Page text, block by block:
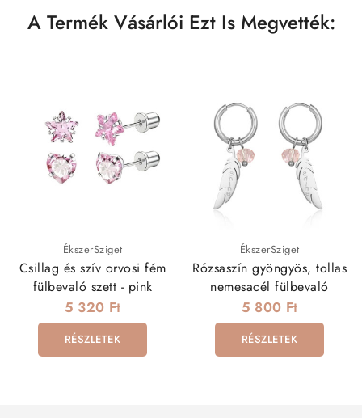
A Termék Vásárlói Ezt Is Megvették:
ÉkszerSziget
Csillag és szív orvosi fém
fülbevaló szett - pink
5 320 Ft
RÉSZLETEK
ÉkszerSziget
Rózsaszín gyöngyös, tollas
nemesacél fülbevaló
5 800 Ft
RÉSZLETEK